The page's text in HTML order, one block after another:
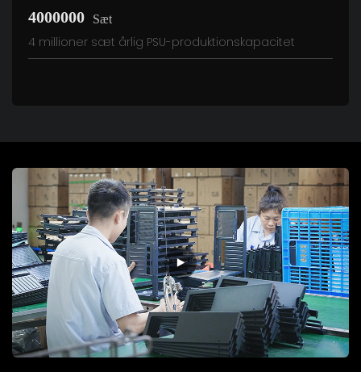
4000000 Sæt
4 millioner sæt årlig PSU-produktionskapacitet